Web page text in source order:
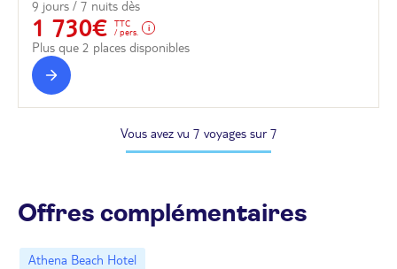
9 jours / 7 nuits dès
1 730€
TTC
/ pers.
Plus que 2 places disponibles
Vous avez vu 7 voyages sur 7
Offres complémentaires
Athena Beach Hotel